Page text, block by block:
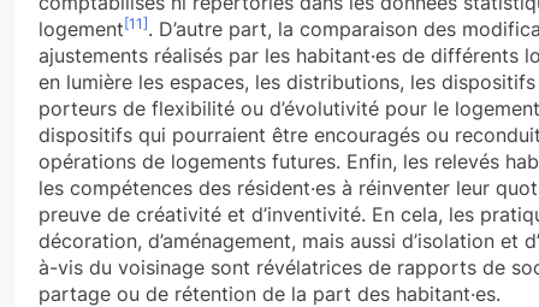
logement [11] . D’autre part, la comparaison des
ajustements réalisés par les habitant·es de différents
en lumière les espaces, les distributions, les
porteurs de flexibilité ou d’évolutivité pour le
dispositifs qui pourraient être encouragés ou
opérations de logements futures. Enfin, les relevés
les compétences des résident·es à réinventer leur
preuve de créativité et d’inventivité. En cela, les
décoration, d’aménagement, mais aussi d’isolation et
à-vis du voisinage sont révélatrices de rapports de
partage ou de rétention de la part des habitant·es.